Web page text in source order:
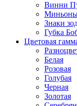
Винни
Знаки
Губка
Цветовая
Белая
Розовая
Голубая
Черная
Золотая